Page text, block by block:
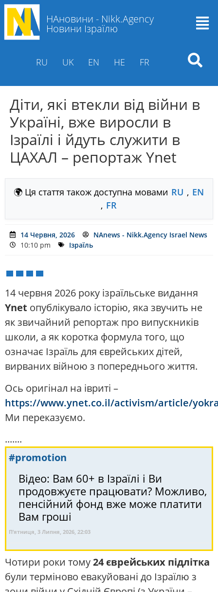
НАновини - Nikk.Agency
Новини Ізраїлю
RU UK EN HE FR
Діти, які втекли від війни в
Україні, вже виросли в
Ізраїлі і йдуть служити в
ЦАХАЛ – репортаж Ynet
🌍 Ця стаття також доступна мовами RU , EN
, FR
14 Червня, 2026
NAnews - Nikk.Agency Israel News
10:10 pm
Ізраїль
14 червня 2026 року ізраїльське видання
Ynet опублікувало історію, яка звучить не
як звичайний репортаж про випускників
школи, а як коротка формула того, що
означає Ізраїль для єврейських дітей,
вирваних війною з попереднього життя.
Ось оригінал на івриті –
https://www.ynet.co.il/activism/article/
Ми переказуємо.
.......
#promotion
Відео: Вам 60+ в Ізраїлі і Ви
продовжуєте працювати? Можливо,
пенсійний фонд вже може платити
Вам гроші
П’ятниця, 3 Липня, 2026, 22:03
Чотири роки тому24 єврейських підлітка
були терміново евакуйовані до Ізраїлю з